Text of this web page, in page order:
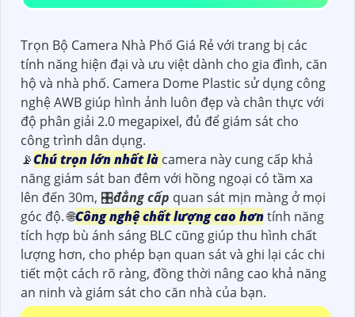
Trọn Bộ Camera Nhà Phố Giá Rẻ với trang bị các
tính năng hiện đại và ưu việt dành cho gia đình, căn
hộ và nhà phố. Camera Dome Plastic sử dụng công
nghệ AWB giúp hình ảnh luôn đẹp và chân thực với
độ phân giải 2.0 megapixel, đủ để giám sát cho
công trình dân dụng.
📡Chú trọn lớn nhất là camera này cung cấp khả
năng giám sát ban đêm với hồng ngoại có tầm xa
lên đến 30m, 🎛đẳng cấp quan sát mịn màng ở mọi
góc độ. 🌐Công nghệ chất lượng cao hơntính năng
tích hợp bù ánh sáng BLC cũng giúp thu hình chất
lượng hơn, cho phép bạn quan sát và ghi lại các chi
tiết một cách rõ ràng, đồng thời nâng cao khả năng
an ninh và giám sát cho căn nhà của bạn.